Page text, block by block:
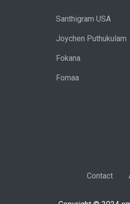
Santhigram USA
Joychen Puthukulam
Fokana
Fomaa
Contact